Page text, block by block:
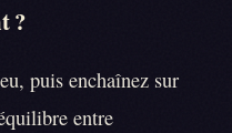
?
puis enchaînez sur
entre